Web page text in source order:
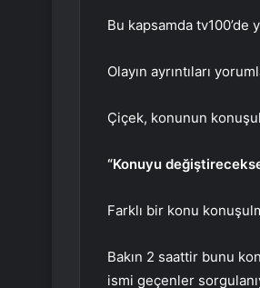
Bu kapsamda tv100’de
Olayın ayrıntıları
Çiçek, konunun
“Konuyu
Farklı bir konu
Bakın 2 saattir bunu
ismi geçenler